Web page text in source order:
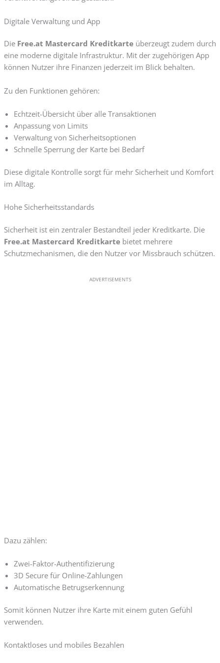
Digitale Verwaltung und App
Die Free.at Mastercard Kreditkarteüberzeugt zudem durch
eine moderne digitale Infrastruktur. Mit der zugehörigen App
können Nutzer ihre Finanzen jederzeit im Blick behalten.
Zu den Funktionen gehören:
Echtzeit-Übersicht über alle Transaktionen
Anpassung von Limits
Verwaltung von Sicherheitsoptionen
Schnelle Sperrung der Karte bei Bedarf
Diese digitale Kontrolle sorgt für mehr Sicherheit und Komfort
im Alltag.
Hohe Sicherheitsstandards
Sicherheit ist ein zentraler Bestandteil jeder Kreditkarte. Die
Free.at Mastercard Kreditkartebietet mehrere
Schutzmechanismen, die den Nutzer vor Missbrauch schützen.
ADVERTISEMENTS
Dazu zählen:
Zwei-Faktor-Authentifizierung
3D Secure für Online-Zahlungen
Automatische Betrugserkennung
Somit können Nutzer ihre Karte mit einem guten Gefühl
verwenden.
Kontaktloses und mobiles Bezahlen